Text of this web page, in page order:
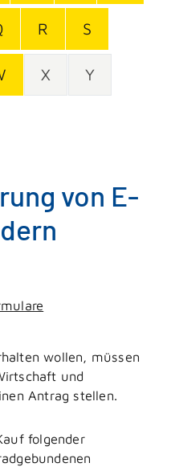
R S
X Y
von E-
wollen, müssen
und
Antrag stellen.
folgender